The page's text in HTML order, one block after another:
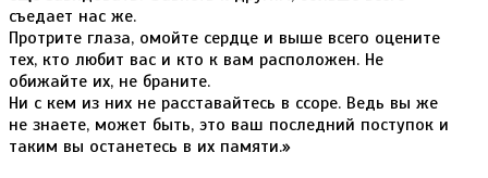
съедает нас же.
Протрите глаза, омойте сердце и выше всего оцените
тех, кто любит вас и кто к вам расположен. Не
обижайте их, не браните.
Ни с кем из них не расставайтесь в ссоре. Ведь вы же
не знаете, может быть, это ваш последний поступок и
таким вы останетесь в их памяти.»